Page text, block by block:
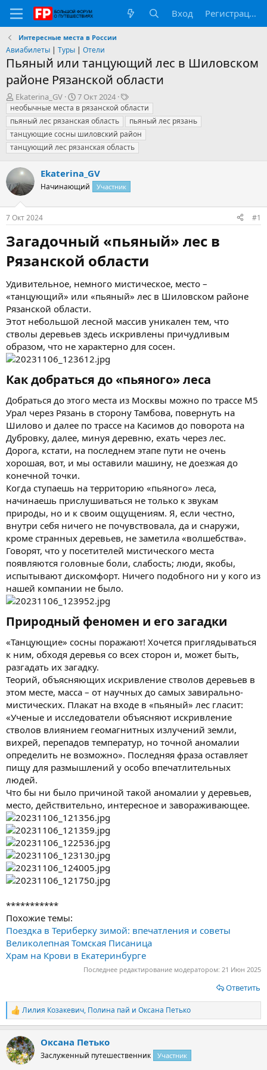
Вход Регистрация
Интересные места в России
Авиабилеты | Туры | Отели
Пьяный или танцующий лес в Шиловском
районе Рязанской области
А
в
т
о
р
т
м
ы
Ekaterina_GV
Д
а
т
а
н
а
а
а
7 Окт 2024
Т
е
г
и
необычные места в рязанской области
пьяный лес рязанская область
пьяный лес рязань
танцующие сосны шиловский район
танцующий лес рязанская область
Ekaterina_GV
Начинающий Участник
7 Окт 2024 #1
Загадочный «пьяный» лес в
Рязанской области​
Удивительное, немного мистическое, место –
«танцующий» или «пьяный» лес в Шиловском районе
Рязанской области.
Этот небольшой лесной массив уникален тем, что
стволы деревьев здесь искривлены причудливым
образом, что не характерно для сосен.
Как добраться до «пьяного» леса​
Добраться до этого места из Москвы можно по трассе М5
Урал через Рязань в сторону Тамбова, повернуть на
Шилово и далее по трассе на Касимов до поворота на
Дубровку, далее, минуя деревню, ехать через лес.
Дорога, кстати, на последнем этапе пути не очень
хорошая, вот, и мы оставили машину, не доезжая до
конечной точки.
Когда ступаешь на территорию «пьяного» леса,
начинаешь прислушиваться не только к звукам
природы, но и к своим ощущениям. Я, если честно,
внутри себя ничего не почувствовала, да и снаружи,
кроме странных деревьев, не заметила «волшебства».
Говорят, что у посетителей мистического места
появляются головные боли, слабость; люди, якобы,
испытывают дискомфорт. Ничего подобного ни у кого из
нашей компании не было.
Природный феномен и его загадки​
«Танцующие» сосны поражают! Хочется приглядываться
к ним, обходя деревья со всех сторон и, может быть,
разгадать их загадку.
Теорий, объясняющих искривление стволов деревьев в
этом месте, масса – от научных до самых завирально-
мистических. Плакат на входе в «пьяный» лес гласит:
«Ученые и исследователи объясняют искривление
стволов влиянием геомагнитных излучений земли,
вихрей, перепадов температур, но точной аномалии
определить не возможно». Последняя фраза оставляет
пищу для размышлений у особо впечатлительных
людей.
Что бы ни было причиной такой аномалии у деревьев,
место, действительно, интересное и завораживающее.
***********
Похожие темы:
Поездка в Териберку зимой: впечатления и советы
Великолепная Томская Писаница
Храм на Крови в Екатеринбурге
Последнее редактирование модератором: 21 Июн 2025
Ответить
Р
е
к
ц
и
Лилия Козакевич, Полина пай и Оксана Петько
Оксана Петько
Заслуженный путешественник Участник